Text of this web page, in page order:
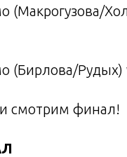
(Макрогузова/
(Бирлова/
смотрим финал!